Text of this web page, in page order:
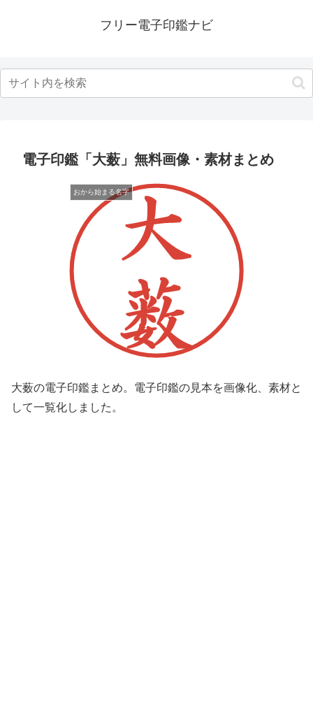
フリー電子印鑑ナビ
電子印鑑「大薮」無料画像・素材まとめ
おから始まる名字
大薮の電子印鑑まとめ。電子印鑑の見本を画像化、素材と
して一覧化しました。